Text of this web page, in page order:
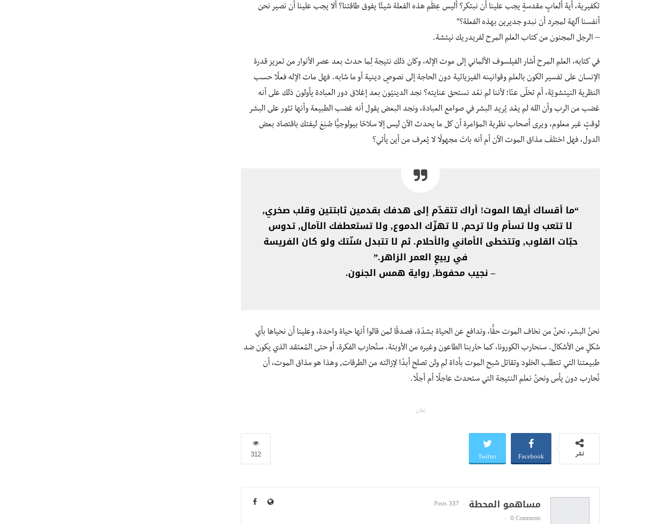
تكفيرية، أية ألعابٍ مقدسةٍ يجب علينا أن نبتكر؟ أليس عِظَم هذه الفعلة شيئًا يفوق طاقتنا؟ ألا يجب علينا أن نصير نحن
أنفسنا آلهة لمجرد أن نبدو جديرين بهذه الفعلة؟”
– الرجل المجنون من كتاب العلم المرح لفريدريك نيتشة.
في كتابه، العلم المرح أشار الفيلسوف الألماني إلى موت الإله، وكان ذلك نتيجة لِما حدث بعد عصر الأنوار من تعزيز قدرة
الإنسان على تفسير الكون بالعلم وقوانينه الفيزيائية دون الحاجة إلى نصوصٍ دينية أو ما شابه. فهل مات الإله فعلًا حسب
النظرية النيتشويّة، أم تخلّى عنّا؛ لأننا لم نعُد نستحق عنايته؟ نجد الدينيّون بعد إغلاق دور العبادة يأولون ذلك على أنه
غضب من الرب وأن الله لم يعُد يُريد البشر في صوامع العبادة، ونجد البعض يقول أنه غضب الطبيعة وأنها تثور على البشر
لوقتٍ غير معلوم، ويرى أصحاب نظرية المؤامرة أن كل ما يحدث الآن ليس إلا سلاحًا بيولوجيًّا صُنِعَ ليفتك باقتصاد بعض
الدول، فهل اختلفَ مذاق الموت الآن أم أنه باتَ مجهولًا لا يُعرف من أين يأتي؟
“ما أقساك أيها الموت! أراك تتقدّم إلى هدفك بقدمين ثابتتين وقلب صخري,
لا تتعب ولا تسأم ولا ترحم, لا تهزّك الدموع, ولا تستعطفك الآمال, تدوس
حبّات القلوب, وتتخطى الأماني والأحلام. ثم لا تتبدل سُنّتك ولو كان الفريسة
في ربيعِ العمر الزاهر.”
– نجيب محفوظ, رواية همس الجنون.
نحنُ البشر، نحنُ من نخاف الموت حقًّا، وندافع عن الحياة بشدّة، فصدقًا لمن قالوا أنها حياة واحدة، وعلينا أن نحياها بأي
شكلٍ من الأشكال. سنحارب الكورونا، كما حاربنا الطاعون وغيره من الأوبئة. سنُحارب الفكرة، أو حتى المُعتقد الذي يكون ضد
طبيعتنا التي تتطلب الخلود وتقاتل شبح الموت بأداة لم ولن تصلح أبدًا لإزالته من الطرقات, وهذا هو مذاق الموت، أن
نُحارب دون يأس ونحنُ نعلم النتيجة التي ستحدث عاجلًا أم أجلًا.
إعلان
312 نشر Facebook
Twitter
مساهمو المحطة
337 Posts
0 Comments